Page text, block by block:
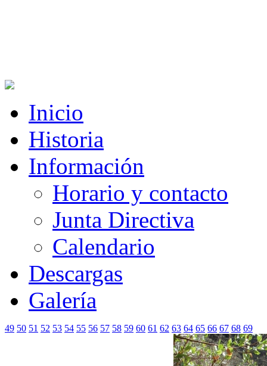
Inicio
Historia
Información
Horario y contacto
Junta Directiva
Calendario
Descargas
Galería
49 50 51 52 53 54 55 56 57 58 59 60 61 62 63 64 65 66 67 68 69